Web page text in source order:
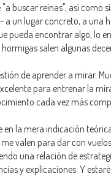
buscar reinas", así como
a un lugar concreto, a una
pueda encontrar algo, lo
salen algunas
de aprender a mirar.
para entrenar la
cada vez más
en la mera indicación
valen para dar con
una relación de
y explicaciones. Y